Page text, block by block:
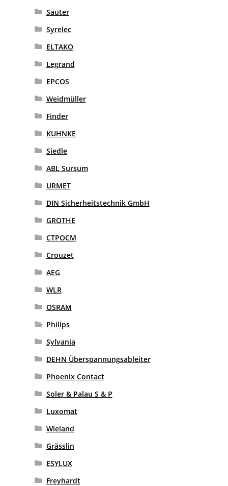
Sauter
Syrelec
ELTAKO
Legrand
EPCOS
Weidmüller
Finder
KUHNKE
Siedle
ABL Sursum
URMET
DIN Sicherheitstechnik GmbH
GROTHE
CTPOCM
Crouzet
AEG
WLR
OSRAM
Philips
Sylvania
DEHN Überspannungsableiter
Phoenix Contact
Soler & Palau S & P
Luxomat
Wieland
Grässlin
ESYLUX
Freyhardt